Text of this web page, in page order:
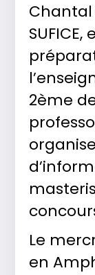
Chantal
2ème
Le
en